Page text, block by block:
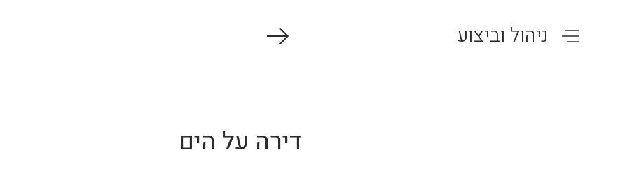
ניהול וביצוע
דירה על הים